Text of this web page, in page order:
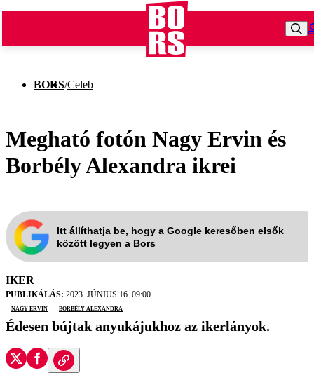
BORS/Celeb
Megható fotón Nagy Ervin és
Borbély Alexandra ikrei
Itt állíthatja be, hogy a Google keresőben elsők
között legyen a Bors
IKER
PUBLIKÁLÁS: 2023. JÚNIUS 16. 09:00
Nagy Ervin
Borbély Alexandra
Édesen bújtak anyukájukhoz az ikerlányok.